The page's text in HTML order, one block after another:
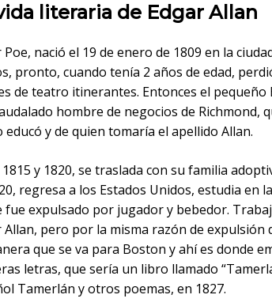
literaria de Edgar Allan
Poe, nació el 19 de enero de 1809 en la
pronto, cuando tenía 2 años de edad,
de teatro itinerantes. Entonces el pequeño
hombre de negocios de Richmond,
educó y de quien tomaría el apellido Allan.
y 1820, se traslada con su familia
regresa a los Estados Unidos, estudia en
fue expulsado por jugador y bebedor.
Allan, pero por la misma razón de expulsión
que se va para Boston y ahí es donde
letras, que sería un libro llamado
Tamerlán y otros poemas, en 1827.